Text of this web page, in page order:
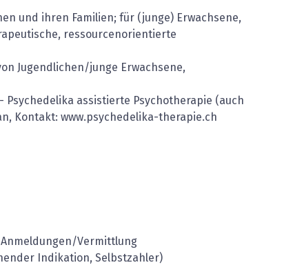
und ihren Familien; für (junge) Erwachsene,
ressourcenorientierte
Jugendlichen/junge Erwachsene,
assistierte Psychotherapie (auch
Kontakt: www.psychedelika-therapie.ch
Vermittlung
Indikation, Selbstzahler)